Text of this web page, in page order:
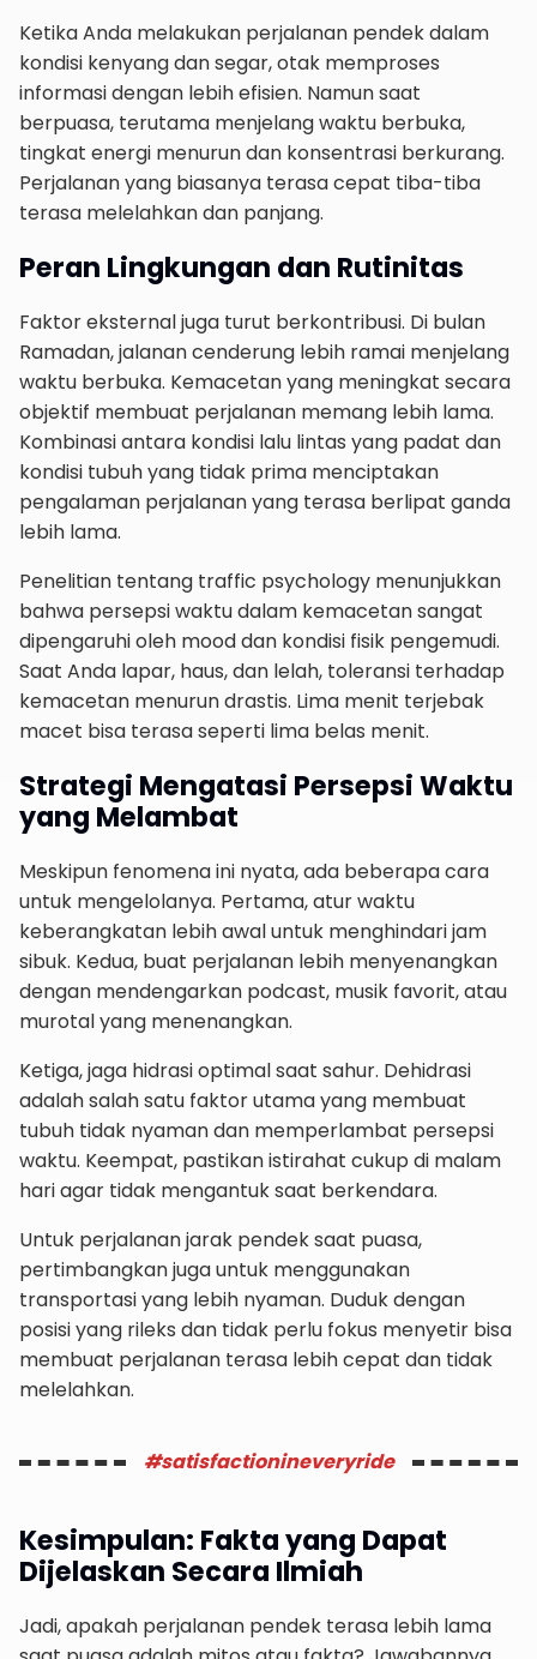
Ketika Anda melakukan perjalanan pendek dalam
kondisi kenyang dan segar, otak memproses
informasi dengan lebih efisien. Namun saat
berpuasa, terutama menjelang waktu berbuka,
tingkat energi menurun dan konsentrasi berkurang.
Perjalanan yang biasanya terasa cepat tiba-tiba
terasa melelahkan dan panjang.
Peran Lingkungan dan Rutinitas
Faktor eksternal juga turut berkontribusi. Di bulan
Ramadan, jalanan cenderung lebih ramai menjelang
waktu berbuka. Kemacetan yang meningkat secara
objektif membuat perjalanan memang lebih lama.
Kombinasi antara kondisi lalu lintas yang padat dan
kondisi tubuh yang tidak prima menciptakan
pengalaman perjalanan yang terasa berlipat ganda
lebih lama.
Penelitian tentang traffic psychology menunjukkan
bahwa persepsi waktu dalam kemacetan sangat
dipengaruhi oleh mood dan kondisi fisik pengemudi.
Saat Anda lapar, haus, dan lelah, toleransi terhadap
kemacetan menurun drastis. Lima menit terjebak
macet bisa terasa seperti lima belas menit.
Strategi Mengatasi Persepsi Waktu
yang Melambat
Meskipun fenomena ini nyata, ada beberapa cara
untuk mengelolanya. Pertama, atur waktu
keberangkatan lebih awal untuk menghindari jam
sibuk. Kedua, buat perjalanan lebih menyenangkan
dengan mendengarkan podcast, musik favorit, atau
murotal yang menenangkan.
Ketiga, jaga hidrasi optimal saat sahur. Dehidrasi
adalah salah satu faktor utama yang membuat
tubuh tidak nyaman dan memperlambat persepsi
waktu. Keempat, pastikan istirahat cukup di malam
hari agar tidak mengantuk saat berkendara.
Untuk perjalanan jarak pendek saat puasa,
pertimbangkan juga untuk menggunakan
transportasi yang lebih nyaman. Duduk dengan
posisi yang rileks dan tidak perlu fokus menyetir bisa
membuat perjalanan terasa lebih cepat dan tidak
melelahkan.
#satisfactionineveryride
Kesimpulan: Fakta yang Dapat
Dijelaskan Secara Ilmiah
Jadi, apakah perjalanan pendek terasa lebih lama